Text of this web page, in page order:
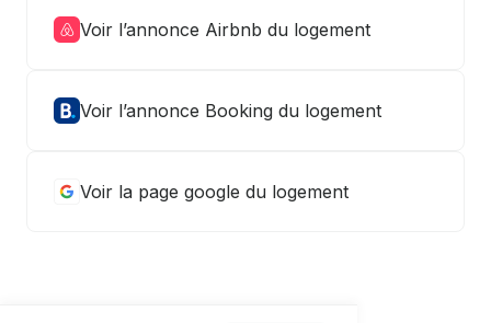
Voir l’annonce Airbnb du logement
Voir l’annonce Booking du logement
Voir la page google du logement